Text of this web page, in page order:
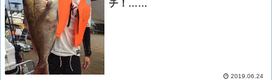
チ！……
2019.06.24